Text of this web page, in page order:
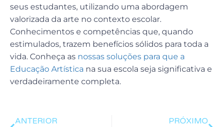
seus estudantes, utilizando uma abordagem
valorizada da arte no contexto escolar.
Conhecimentos e competências que, quando
estimulados, trazem benefícios sólidos para toda a
vida. Conheça as nossas soluções para que a
Educação Artística na sua escola seja significativa e
verdadeiramente completa.
ANTERIOR PRÓXIMO